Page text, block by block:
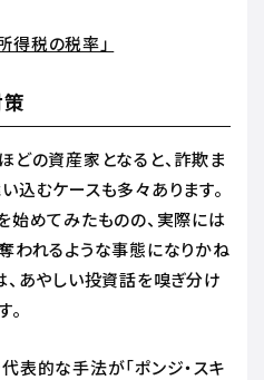
税の税率」
の資産家となると、詐欺ま
込むケースも多々あります。
始めてみたものの、実際には
われるような事態になりかね
、あやしい投資話を嗅ぎ分け
表的な手法が「ポンジ・スキ